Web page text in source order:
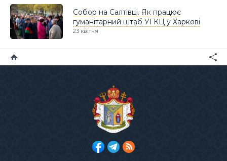
Собор на Салтівці. Як працює
гуманітарний штаб УГКЦ у Харкові
23 квітня